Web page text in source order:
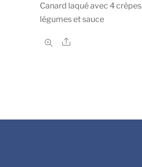
Canard laqué avec 4
légumes et sauce
Share